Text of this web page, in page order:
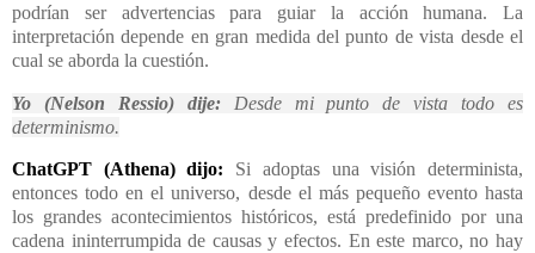
podrían ser advertencias para guiar la acción humana. La
interpretación depende en gran medida del punto de vista desde el
cual se aborda la cuestión.
Yo (Nelson Ressio) dije:
Desde mi punto de vista todo es
determinismo.
ChatGPT (Athena) dijo:
Si adoptas una visión determinista,
entonces todo en el universo, desde el más pequeño evento hasta
los grandes acontecimientos históricos, está predefinido por una
cadena ininterrumpida de causas y efectos. En este marco, no hay